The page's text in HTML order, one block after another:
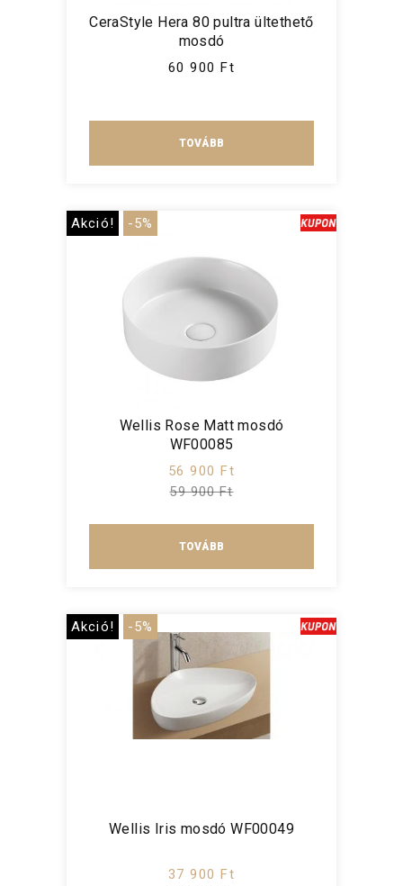
CeraStyle Hera 80 pultra ültethető
mosdó
60 900 Ft
TOVÁBB
Akció! -5%
Wellis Rose Matt mosdó
WF00085
56 900 Ft
59 900 Ft
TOVÁBB
Akció! -5%
Wellis Iris mosdó WF00049
37 900 Ft